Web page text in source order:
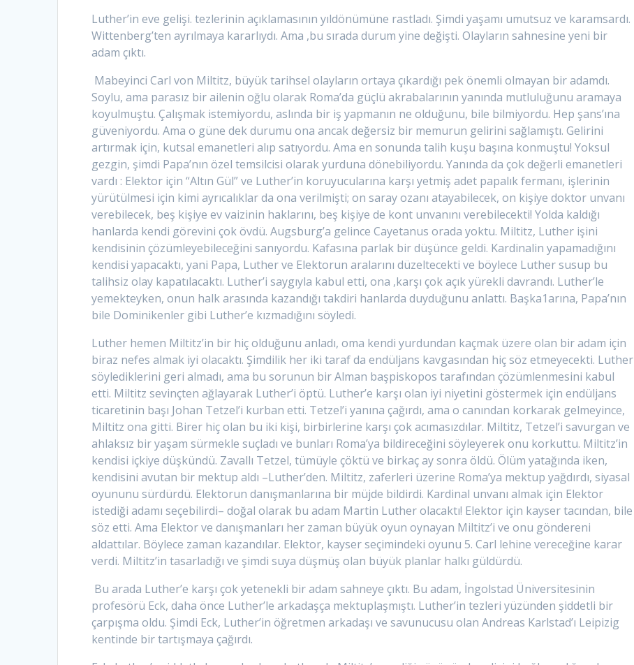
Luther’in eve gelişi. tezlerinin açıklamasının yıldönümüne rastladı. Şimdi yaşamı umutsuz ve karamsardı.
Wittenberg’ten ayrılmaya kararlıydı. Ama ,bu sırada durum yine değişti. Olayların sahnesine yeni bir
adam çıktı.
Mabeyinci Carl von Miltitz, büyük tarihsel olayların ortaya çıkardığı pek önemli olmayan bir adamdı.
Soylu, ama parasız bir ailenin oğlu olarak Roma’da güçlü akrabalarının yanında mutluluğunu aramaya
koyulmuştu. Çalışmak istemiyordu, aslında bir iş yapmanın ne olduğunu, bile bilmiyordu. Hep şans’ına
güveniyordu. Ama o güne dek durumu ona ancak değersiz bir memurun gelirini sağlamıştı. Gelirini
artırmak için, kutsal emanetleri alıp satıyordu. Ama en sonunda talih kuşu başına konmuştu! Yoksul
gezgin, şimdi Papa’nın özel temsilcisi olarak yurduna dönebiliyordu. Yanında da çok değerli emanetleri
vardı : Elektor için “Altın Gül” ve Luther’in koruyucularına karşı yetmiş adet papalık fermanı, işlerinin
yürütülmesi için kimi ayrıcalıklar da ona verilmişti; on saray ozanı atayabilecek, on kişiye doktor unvanı
verebilecek, beş kişiye ev vaizinin haklarını, beş kişiye de kont unvanını verebilecekti! Yolda kaldığı
hanlarda kendi görevini çok övdü. Augsburg’a gelince Cayetanus orada yoktu. Miltitz, Luther işini
kendisinin çözümleyebileceğini sanıyordu. Kafasına parlak bir düşünce geldi. Kardinalin yapamadığını
kendisi yapacaktı, yani Papa, Luther ve Elektorun aralarını düzeltecekti ve böylece Luther susup bu
talihsiz olay kapatılacaktı. Luther’i saygıyla kabul etti, ona ,karşı çok açık yürekli davrandı. Luther’le
yemekteyken, onun halk arasında kazandığı takdiri hanlarda duyduğunu anlattı. Başka1arına, Papa’nın
bile Dominikenler gibi Luther’e kızmadığını söyledi.
Luther hemen Miltitz’in bir hiç olduğunu anladı, oma kendi yurdundan kaçmak üzere olan bir adam için
biraz nefes almak iyi olacaktı. Şimdilik her iki taraf da endüljans kavgasından hiç söz etmeyecekti. Luther
söylediklerini geri almadı, ama bu sorunun bir Alman başpiskopos tarafından çözümlenmesini kabul
etti. Miltitz sevinçten ağlayarak Luther’i öptü. Luther’e karşı olan iyi niyetini göstermek için endüljans
ticaretinin başı Johan Tetzel’i kurban etti. Tetzel’i yanına çağırdı, ama o canından korkarak gelmeyince,
Miltitz ona gitti. Birer hiç olan bu iki kişi, birbirlerine karşı çok acımasızdılar. Miltitz, Tetzel’i savurgan ve
ahlaksız bir yaşam sürmekle suçladı ve bunları Roma’ya bildireceğini söyleyerek onu korkuttu. Miltitz’in
kendisi içkiye düşkündü. Zavallı Tetzel, tümüyle çöktü ve birkaç ay sonra öldü. Ölüm yatağında iken,
kendisini avutan bir mektup aldı –Luther’den. Miltitz, zaferleri üzerine Roma’ya mektup yağdırdı, siyasal
oyununu sürdürdü. Elektorun danışmanlarına bir müjde bildirdi. Kardinal unvanı almak için Elektor
istediği adamı seçebilirdi– doğal olarak bu adam Martin Luther olacaktı! Elektor için kayser tacından, bile
söz etti. Ama Elektor ve danışmanları her zaman büyük oyun oynayan Miltitz’i ve onu göndereni
aldattılar. Böylece zaman kazandılar. Elektor, kayser seçimindeki oyunu 5. Carl lehine vereceğine karar
verdi. Miltitz’in tasarladığı ve şimdi suya düşmüş olan büyük planlar halkı güldürdü.
Bu arada Luther’e karşı çok yetenekli bir adam sahneye çıktı. Bu adam, İngolstad Üniversitesinin
profesörü Eck, daha önce Luther’le arkadaşça mektuplaşmıştı. Luther’in tezleri yüzünden şiddetli bir
çarpışma oldu. Şimdi Eck, Luther’in öğretmen arkadaşı ve savunucusu olan Andreas Karlstad’ı Leipizig
kentinde bir tartışmaya çağırdı.